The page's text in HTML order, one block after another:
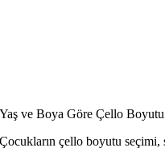
Yaş ve Boya Göre Çello
Çocukların çello boyutu seçimi,